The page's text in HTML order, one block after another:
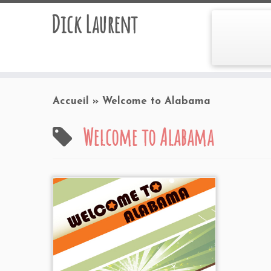
Dick Laurent
Accueil » Welcome to Alabama
Welcome to Alabama